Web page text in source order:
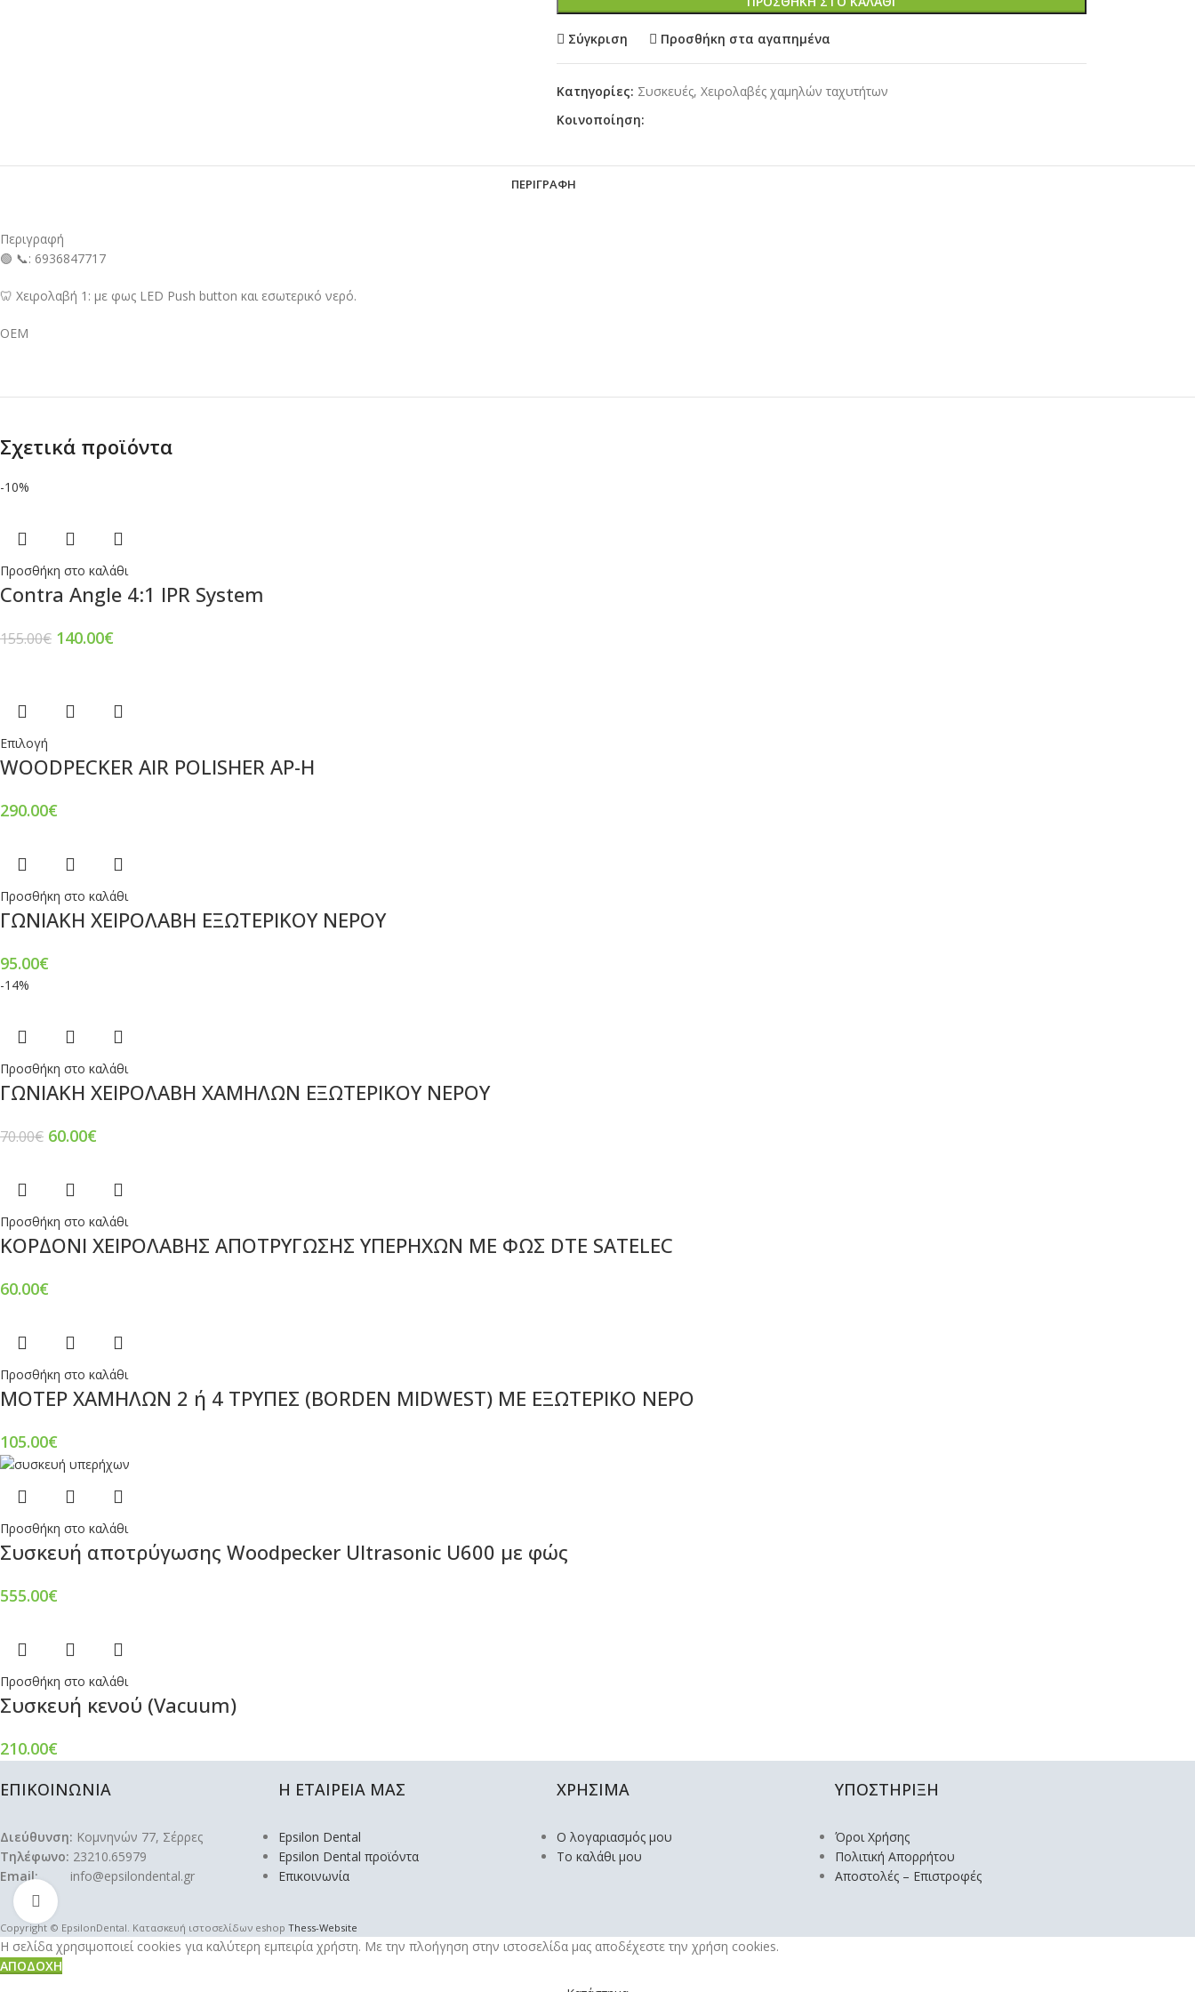
Σύγκριση Προσθήκη στα αγαπημένα
Κατηγορίες: Συσκευές, Χειρολαβές χαμηλών ταχυτήτων
Κοινοποίηση:
ΠΕΡΙΓΡΑΦΉ
Περιγραφή
🟢 📞: 6936847717
🦷 Χειρολαβή 1: με φως LED Push button και εσωτερικό νερό.
OEM
Σχετικά προϊόντα
-10%
Προσθήκη στο καλάθι
Contra Angle 4:1 IPR System
155.00€ 140.00€
Επιλογή
WOODPECKER AIR POLISHER AP-H
290.00€
Προσθήκη στο καλάθι
ΓΩΝΙΑΚΗ ΧΕΙΡΟΛΑΒΗ ΕΞΩΤΕΡΙΚΟΥ ΝΕΡΟΥ
95.00€
-14%
Προσθήκη στο καλάθι
ΓΩΝΙΑΚΗ ΧΕΙΡΟΛΑΒΗ ΧΑΜΗΛΩΝ ΕΞΩΤΕΡΙΚΟΥ ΝΕΡΟΥ
70.00€ 60.00€
Προσθήκη στο καλάθι
ΚΟΡΔΟΝΙ ΧΕΙΡΟΛΑΒΗΣ ΑΠΟΤΡΥΓΩΣΗΣ ΥΠΕΡΗΧΩΝ ΜΕ ΦΩΣ DTE SATELEC
60.00€
Προσθήκη στο καλάθι
ΜΟΤΕΡ ΧΑΜΗΛΩΝ 2 ή 4 ΤΡΥΠΕΣ (BORDEN MIDWEST) ΜΕ ΕΞΩΤΕΡΙΚΟ ΝΕΡΟ
105.00€
Προσθήκη στο καλάθι
Συσκευή αποτρύγωσης Woodpecker Ultrasonic U600 με φώς
555.00€
Προσθήκη στο καλάθι
Συσκευή κενού (Vacuum)
210.00€
ΕΠΙΚΟΙΝΩΝΙΑ
Διεύθυνση: Κομνηνών 77, Σέρρες
Τηλέφωνο: 23210.65979
Email: info@epsilondental.gr
Η ΕΤΑΙΡΕΙΑ ΜΑΣ
Epsilon Dental
Epsilon Dental προϊόντα
Επικοινωνία
ΧΡΗΣΙΜΑ
Ο λογαριασμός μου
Το καλάθι μου
ΥΠΟΣΤΗΡΙΞΗ
Όροι Χρήσης
Πολιτική Απορρήτου
Αποστολές – Επιστροφές
Copyright © EpsilonDental. Κατασκευή ιστοσελίδων eshop Thess-Website
Η σελίδα χρησιμοποιεί cookies για καλύτερη εμπειρία χρήστη. Με την πλοήγηση στην ιστοσελίδα μας αποδέχεστε την χρήση cookies.
ΑΠΟΔΟΧΉ